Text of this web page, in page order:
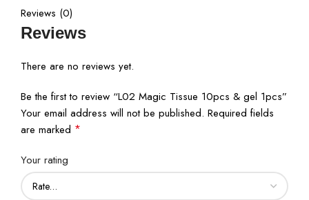
Reviews (0)
Reviews
There are no reviews yet.
Be the first to review “L02 Magic Tissue 10pcs & gel 1pcs”
Your email address will not be published. Required fields
are marked *
Your rating